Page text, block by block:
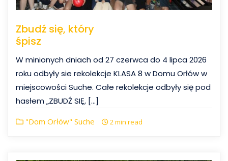
Zbudź się, który
śpisz
W minionych dniach od 27 czerwca do 4 lipca 2026
roku odbyły sie rekolekcje KLASA 8 w Domu Orłów w
miejscowości Suche. Całe rekolekcje odbyły się pod
hasłem „ZBUDŹ SIĘ, […]
"Dom Orłów" Suche 2 min read